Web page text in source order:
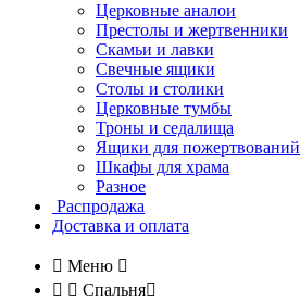
Церковные аналои
Престолы и жертвенники
Скамьи и лавки
Свечные ящики
Столы и столики
Церковные тумбы
Троны и седалища
Ящики для пожертвований
Шкафы для храма
Разное
Распродажа
Доставка и оплата
 Меню 
  Спальня